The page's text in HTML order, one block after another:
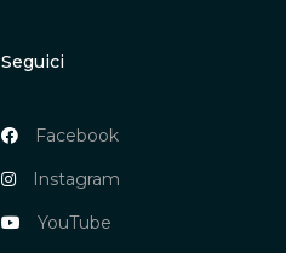
Seguici
Facebook
Instagram
YouTube